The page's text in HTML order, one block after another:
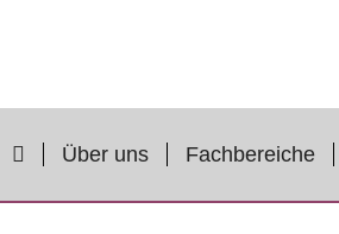
Über uns Fachbereiche